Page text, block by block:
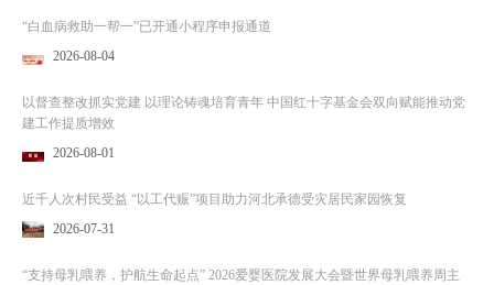
“白血病救助一帮一”已开通小程序申报通道
2026-08-04
以督查整改抓实党建 以理论铸魂培育青年 中国红十字基金会双向赋能推动党
建工作提质增效
2026-08-01
近千人次村民受益 “以工代赈”项目助力河北承德受灾居民家园恢复
2026-07-31
“支持母乳喂养，护航生命起点” 2026爱婴医院发展大会暨世界母乳喂养周主